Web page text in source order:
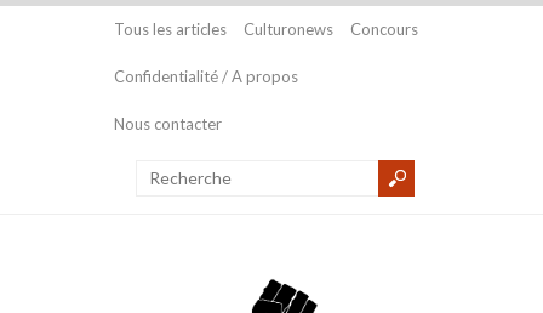
Tous les articles Culturonews Concours
Confidentialité / A propos
Nous contacter